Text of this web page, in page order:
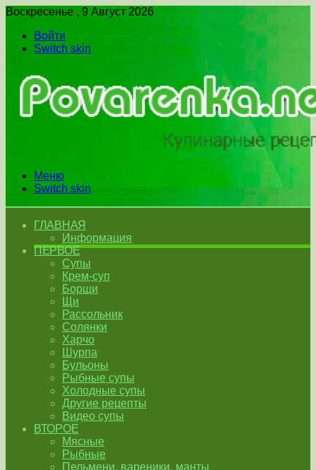
Воскресенье , 9 Август 2026
Войти
Switch skin
Меню
Switch skin
ГЛАВНАЯ
Информация
ПЕРВОЕ
Супы
Крем-суп
Борщи
Щи
Рассольник
Солянки
Харчо
Шурпа
Бульоны
Рыбные супы
Холодные супы
Другие рецепты
Видео супы
ВТОРОЕ
Мясные
Рыбные
Пельмени, вареники, манты